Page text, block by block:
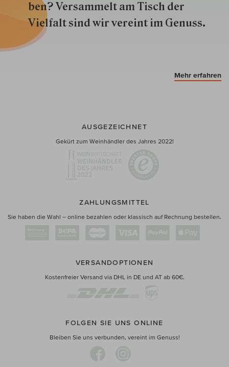
ben? Versammelt am Tisch der
Vielfalt sind wir ver­eint im Genuss.
Mehr erfahren
AUSGEZEICHNET
Gekürt zum Weinhändler des Jahres 2022!
ZAHLUNGSMITTEL
Sie haben die Wahl – online bezahlen oder klassisch auf Rechnung bestellen.
VERSANDOPTIONEN
Kostenfreier Versand via DHL in DE und AT ab 60€.
FOLGEN SIE UNS ONLINE
Bleiben Sie uns verbunden, vereint im Genuss!